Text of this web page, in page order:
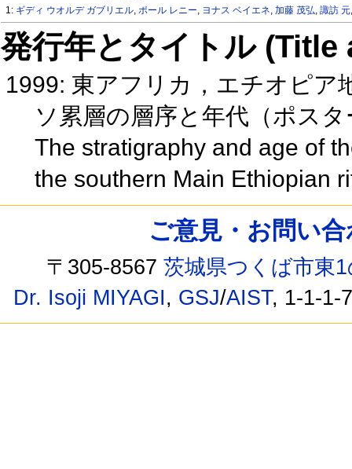
1: ギディ ウオルデ ガブリエル,ポール レニー, ヨナス ベイエネ,加藤 茂弘,諏訪 元
発行年とタイトル
1999: 東アフリカ，エチオピア
ソ累層の層序と年代（ポス
The stratigraphy and age of
the southern Main Ethiopian
ご意見・お問い
〒305-8567茨城県つくば市東
Dr. Isoji MIYAGI, GSJ/AIST, 1-1-1-